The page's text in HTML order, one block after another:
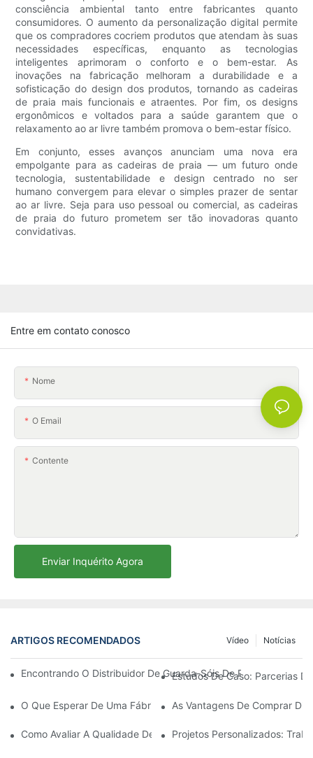
consciência ambiental tanto entre fabricantes quanto
consumidores. O aumento da personalização digital permite
que os compradores cocriem produtos que atendam às suas
necessidades específicas, enquanto as tecnologias
inteligentes aprimoram o conforto e o bem-estar. As
inovações na fabricação melhoram a durabilidade e a
sofisticação do design dos produtos, tornando as cadeiras
de praia mais funcionais e atraentes. Por fim, os designs
ergonômicos e voltados para a saúde garantem que o
relaxamento ao ar livre também promova o bem-estar físico.
Em conjunto, esses avanços anunciam uma nova era
empolgante para as cadeiras de praia — um futuro onde
tecnologia, sustentabilidade e design centrado no ser
humano convergem para elevar o simples prazer de sentar
ao ar livre. Seja para uso pessoal ou comercial, as cadeiras
de praia do futuro prometem ser tão inovadoras quanto
convidativas.
Entre em contato conosco
Nome
O Email
Contente
Enviar Inquérito Agora
ARTIGOS RECOMENDADOS Notícias
Vídeo
Encontrando O Distribuidor De Guarda-Sóis De Praia Ideal
Estudos De Caso: Parcerias
O Que Esperar De Uma Fábrica De Cadeiras De Descanso
As Vantagens De Comprar
Como Avaliar A Qualidade De Uma Fábrica De Cadeiras De
Projetos Personalizados: